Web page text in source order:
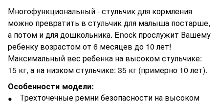
Многофункциональный - стульчик для кормления
можно превратить в стульчик для малыша постарше,
а потом и для дошкольника. Enock прослужит Вашему
ребенку возрастом от 6 месяцев до 10 лет!
Максимальный вес ребенка на высоком стульчике:
15 кг, а на низком стульчике: 35 кг (примерно 10 лет).
Особенности модели:
Трехточечные ремни безопасности на высоком